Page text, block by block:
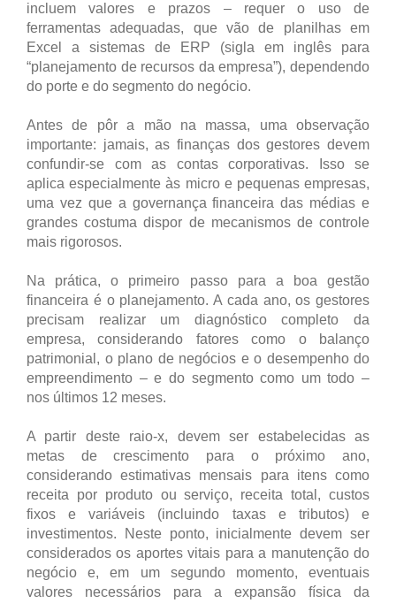
incluem valores e prazos – requer o uso de
ferramentas adequadas, que vão de planilhas em
Excel a sistemas de ERP (sigla em inglês para
“planejamento de recursos da empresa”), dependendo
do porte e do segmento do negócio.
Antes de pôr a mão na massa, uma observação
importante: jamais, as finanças dos gestores devem
confundir-se com as contas corporativas. Isso se
aplica especialmente às micro e pequenas empresas,
uma vez que a governança financeira das médias e
grandes costuma dispor de mecanismos de controle
mais rigorosos.
Na prática, o primeiro passo para a boa gestão
financeira é o planejamento. A cada ano, os gestores
precisam realizar um diagnóstico completo da
empresa, considerando fatores como o balanço
patrimonial, o plano de negócios e o desempenho do
empreendimento – e do segmento como um todo –
nos últimos 12 meses.
A partir deste raio-x, devem ser estabelecidas as
metas de crescimento para o próximo ano,
considerando estimativas mensais para itens como
receita por produto ou serviço, receita total, custos
fixos e variáveis (incluindo taxas e tributos) e
investimentos. Neste ponto, inicialmente devem ser
considerados os aportes vitais para a manutenção do
negócio e, em um segundo momento, eventuais
valores necessários para a expansão física da